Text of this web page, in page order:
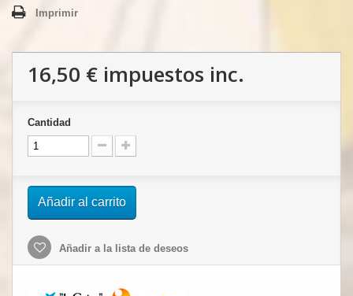
Imprimir
16,50 € impuestos inc.
Cantidad
Añadir al carrito
Añadir a la lista de deseos